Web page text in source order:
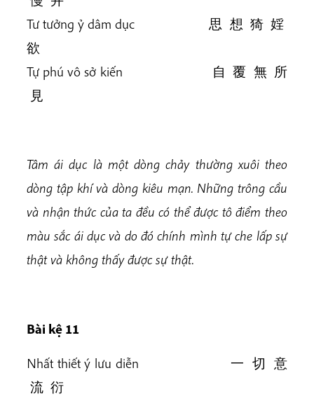
Tư tưởng ỷ dâm dục 思 想 猗 婬
欲
Tự phú vô sở kiến 自 覆 無 所
見
Tâm ái dục là một dòng chảy thường xuôi theo
dòng tập khí và dòng kiêu mạn. Những trông cầu
và nhận thức của ta đều có thể được tô điểm theo
màu sắc ái dục và do đó chính mình tự che lấp sự
thật và không thấy được sự thật.
Bài kệ 11
Nhất thiết ý lưu diễn 一 切 意
流 衍